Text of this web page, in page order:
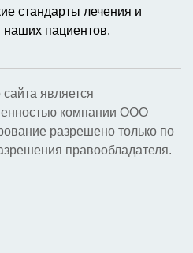
стандарты лечения и
наших пациентов.
является
компании ООО
разрешено только по
правообладателя.